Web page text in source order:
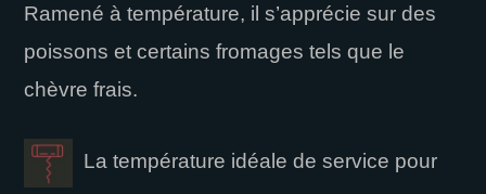
Ramené à température, il s’apprécie sur des
poissons et certains fromages tels que le
chèvre frais.
La température idéale de service pour